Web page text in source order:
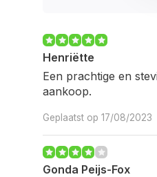
Henriëtte
Een prachtige en
aankoop.
Geplaatst op 17/08/2023
Gonda Peijs-Fox